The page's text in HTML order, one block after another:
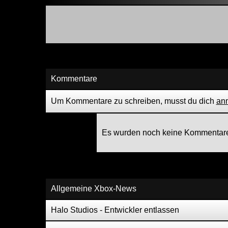
Kommentare
Um Kommentare zu schreiben, musst du dich
Es wurden noch keine
Allgemeine Xbox-News
Halo Studios - Entwickler entlassen